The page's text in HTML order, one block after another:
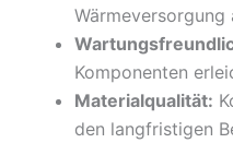
Komponenten
Materialqualität:
den langfristigen